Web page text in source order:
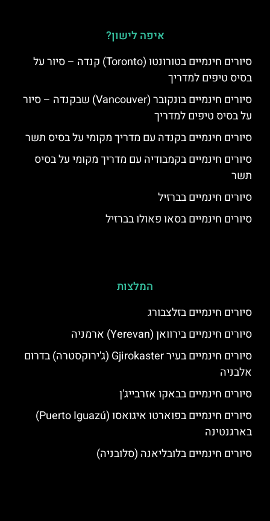
איפה לישון?
סיורים חינמיים בטורונטו (Toronto) קנדה – סיור על
בסיס טיפים למדריך
סיורים חינמיים בונקובר (Vancouver) שבקנדה – סיור
על בסיס טיפים למדריך
סיורים חינמיים בקנדה עם מדריך מקומי על בסיס תשר
סיורים חינמיים בקמבודיה עם מדריך מקומי על בסיס
תשר
סיורים חינמיים בברזיל
סיורים חינמיים בסאו פאולו בברזיל
המלצות
סיורים חינמיים בזלצבורג
סיורים חינמיים בירוואן (Yerevan) ארמניה
סיורים חינמיים בעיר Gjirokaster (ג'ירוקסטרה) בדרום
אלבניה
סיורים חינמיים בבאקו אזרבייג'ן
סיורים חינמיים בפוארטו איגואסו (Puerto Iguazú)
בארגנטינה
סיורים חינמיים בלובליאנה (סלובניה)